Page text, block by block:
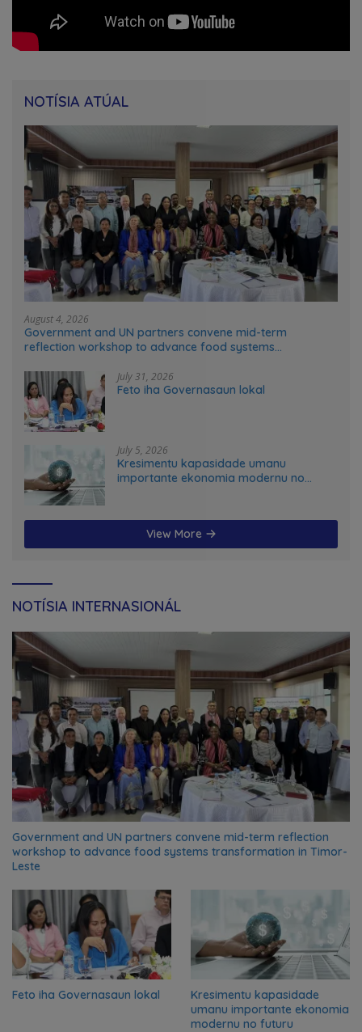
NOTÍSIA ATÚAL
August 4, 2026
Government and UN partners convene mid-term
reflection workshop to advance food systems
July 31, 2026
Feto iha Governasaun lokal
July 5, 2026
Kresimentu kapasidade umanu
importante ekonomia modernu no
View More
NOTÍSIA INTERNASIONÁL
Government and UN partners convene mid-term reflection
workshop to advance food systems transformation in Timor-
Leste
Feto iha Governasaun lokal
Kresimentu kapasidade
umanu importante ekonomia
modernu no futuru